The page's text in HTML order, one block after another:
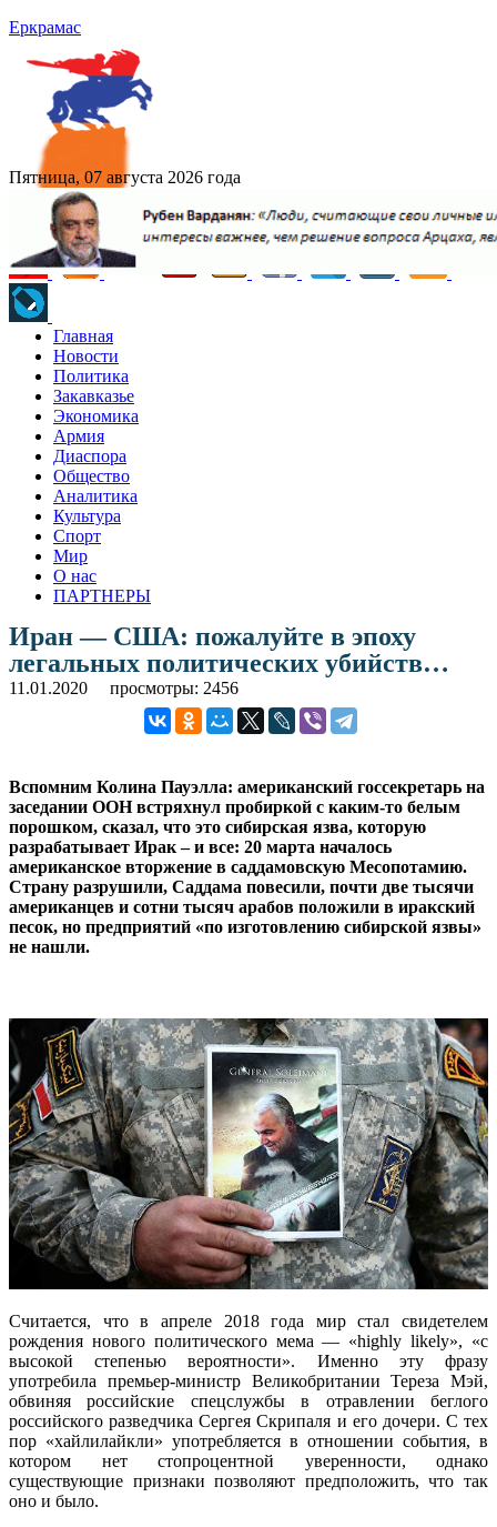
Еркрамас
Пятница, 07 августа 2026 года
Главная
Новости
Политика
Закавказье
Экономика
Армия
Диаспора
Общество
Аналитика
Культура
Спорт
Мир
О нас
ПАРТНЕРЫ
Иран — США: пожалуйте в эпоху
легальных политических убийств…
11.01.2020 просмотры: 2456
Вспомним Колина Пауэлла: американский госсекретарь на
заседании ООН встряхнул пробиркой с каким-то белым
порошком, сказал, что это сибирская язва, которую
разрабатывает Ирак – и все: 20 марта началось
американское вторжение в саддамовскую Месопотамию.
Страну разрушили, Саддама повесили, почти две тысячи
американцев и сотни тысяч арабов положили в иракский
песок, но предприятий «по изготовлению сибирской язвы»
не нашли.
Считается, что в апреле 2018 года мир стал свидетелем
рождения нового политического мема — «highly likely», «с
высокой степенью вероятности». Именно эту фразу
употребила премьер-министр Великобритании Тереза Мэй,
обвиняя российские спецслужбы в отравлении беглого
российского разведчика Сергея Скрипаля и его дочери. С тех
пор «хайлилайкли» употребляется в отношении события, в
котором нет стопроцентной уверенности, однако
существующие признаки позволяют предположить, что так
оно и было.